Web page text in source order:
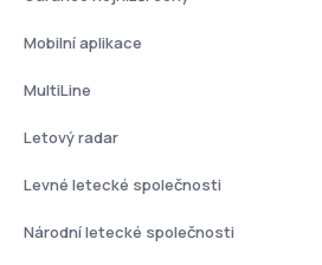
Mobilní aplikace
MultiLine
Letový radar
Levné letecké společnosti
Národní letecké společnosti